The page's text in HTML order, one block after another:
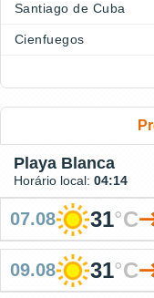
Santiago de Cuba
Cienfuegos
Playa Blanca
Horário local: 04:14
07.08 31°C
09.08 31°C